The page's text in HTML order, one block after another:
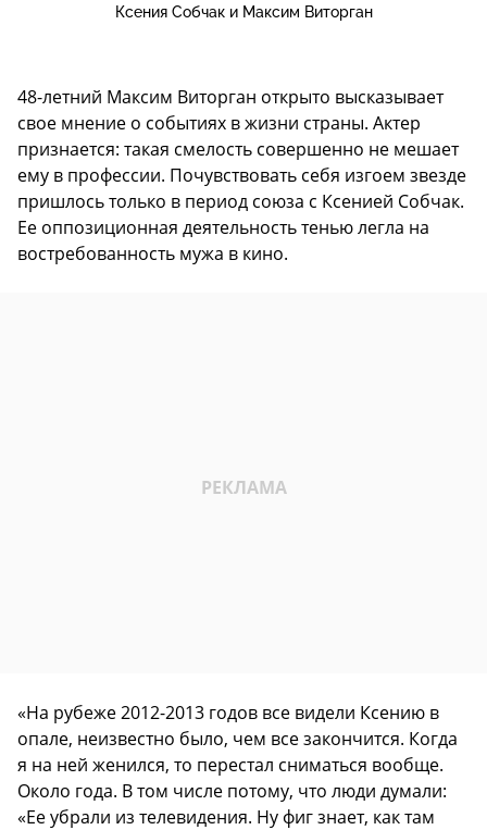
Ксения Собчак и Максим Виторган
48-летний Максим Виторган открыто высказывает
свое мнение о событиях в жизни страны. Актер
признается: такая смелость совершенно не мешает
ему в профессии. Почувствовать себя изгоем звезде
пришлось только в период союза с Ксенией Собчак.
Ее оппозиционная деятельность тенью легла на
востребованность мужа в кино.
«На рубеже 2012-2013 годов все видели Ксению в
опале, неизвестно было, чем все закончится. Когда
я на ней женился, то перестал сниматься вообще.
Около года. В том числе потому, что люди думали:
«Ее убрали из телевидения. Ну фиг знает, как там